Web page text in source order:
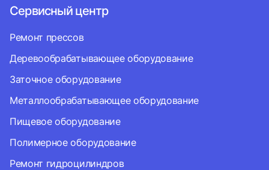
Сервисный центр
Ремонт прессов
Деревообрабатывающее оборудование
Заточное оборудование
Металлообрабатывающее оборудование
Пищевое оборудование
Полимерное оборудование
Ремонт гидроцилиндров